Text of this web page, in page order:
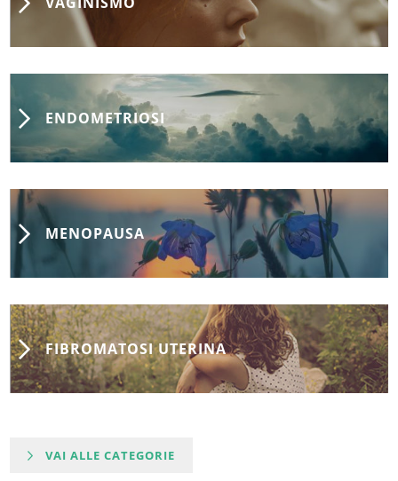
ENDOMETRIOSI
MENOPAUSA
FIBROMATOSI UTERINA
VAI ALLE CATEGORIE